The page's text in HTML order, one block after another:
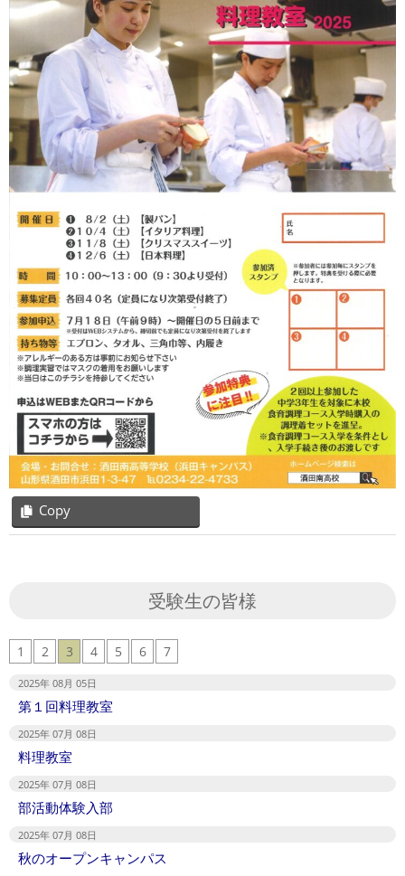
Copy
受験生の皆様
1 2 3 4 5 6 7
2025年 08月 05日
第１回料理教室
2025年 07月 08日
料理教室
2025年 07月 08日
部活動体験入部
2025年 07月 08日
秋のオープンキャンパス